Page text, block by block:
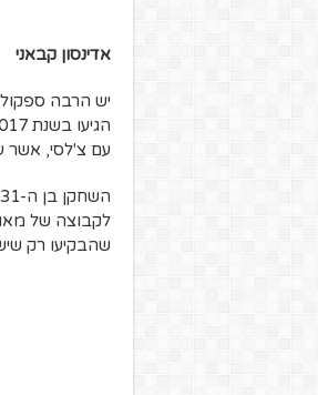
אדינסון קבאני
יש הרבה
עם צ'לסי, אשר
לקבוצה של
שהבקיעו רק